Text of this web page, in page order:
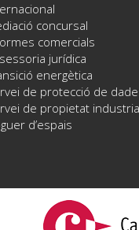
concursal
comercials
jurídica
energètica
de protecció de
de propietat
d’espais